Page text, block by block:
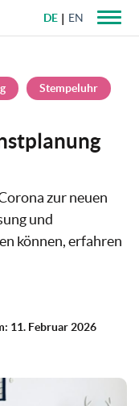
DE EN
Stempeluhr
zur neuen
und
können, erfahren
11. Februar 2026